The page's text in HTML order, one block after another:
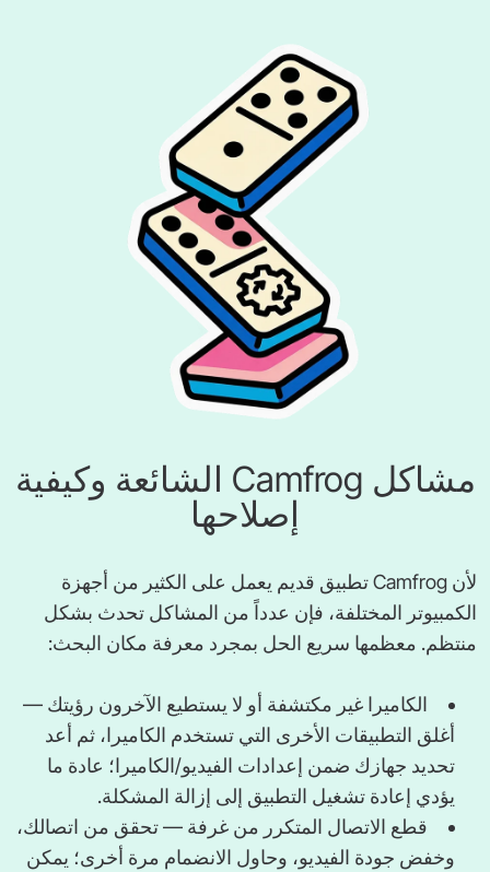
مشاكل Camfrog الشائعة وكيفية
إصلاحها
لأن Camfrog تطبيق قديم يعمل على الكثير من أجهزة
الكمبيوتر المختلفة، فإن عدداً من المشاكل تحدث بشكل
منتظم. معظمها سريع الحل بمجرد معرفة مكان البحث:
الكاميرا غير مكتشفة أو لا يستطيع الآخرون رؤيتك —
أغلق التطبيقات الأخرى التي تستخدم الكاميرا، ثم أعد
تحديد جهازك ضمن إعدادات الفيديو/الكاميرا؛ عادة ما
يؤدي إعادة تشغيل التطبيق إلى إزالة المشكلة.
قطع الاتصال المتكرر من غرفة — تحقق من اتصالك،
وخفض جودة الفيديو، وحاول الانضمام مرة أخرى؛ يمكن